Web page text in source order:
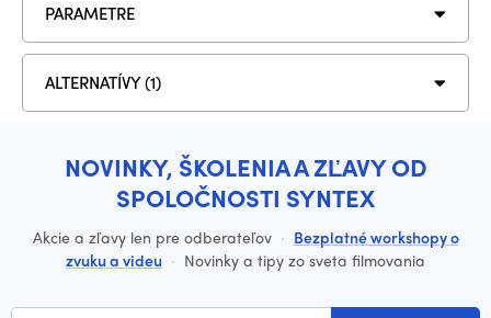
PARAMETRE
ALTERNATÍVY (1)
NOVINKY, ŠKOLENIA A ZĽAVY OD
SPOLOČNOSTI SYNTEX
Akcie a zľavy len pre odberateľov · Bezplatné workshopy o
zvuku a videu · Novinky a tipy zo sveta filmovania